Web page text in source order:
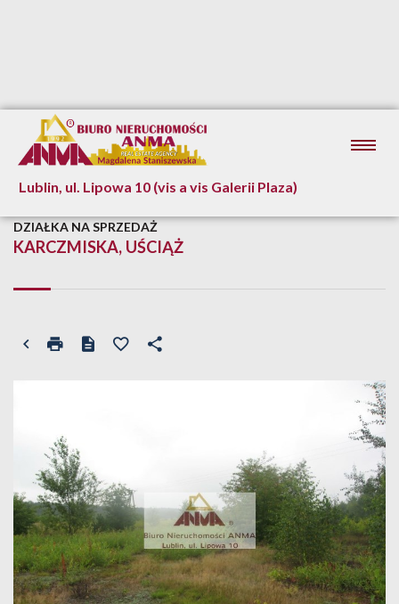
Lublin, ul. Lipowa 10 (vis a vis Galerii Plaza)
KARCZMISKA, UŚCIĄŻ
DZIAŁKA NA SPRZEDAŻ